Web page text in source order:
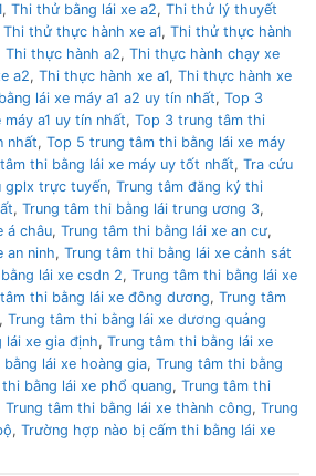
, Thi thử bằng lái xe a2, Thi thử lý thuyết
Thi thử thực hành xe a1, Thi thử thực hành
Thi thực hành a2, Thi thực hành chạy xe
a2, Thi thực hành xe a1, Thi thực hành xe
lái xe máy a1 a2 uy tín nhất, Top 3
a1 uy tín nhất, Top 3 trung tâm thi
nhất, Top 5 trung tâm thi bằng lái xe máy
thi bằng lái xe máy uy tốt nhất, Tra cứu
gplx trực tuyến, Trung tâm đăng ký thi
, Trung tâm thi bằng lái trung ương 3,
á châu, Trung tâm thi bằng lái xe an cư,
an ninh, Trung tâm thi bằng lái xe cảnh sát
lái xe csdn 2, Trung tâm thi bằng lái xe
thi bằng lái xe đông dương, Trung tâm
, Trung tâm thi bằng lái xe dương quảng
lái xe gia định, Trung tâm thi bằng lái xe
lái xe hoàng gia, Trung tâm thi bằng
bằng lái xe phổ quang, Trung tâm thi
Trung tâm thi bằng lái xe thành công, Trung
, Trường hợp nào bị cấm thi bằng lái xe